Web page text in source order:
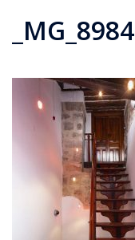
_MG_8984